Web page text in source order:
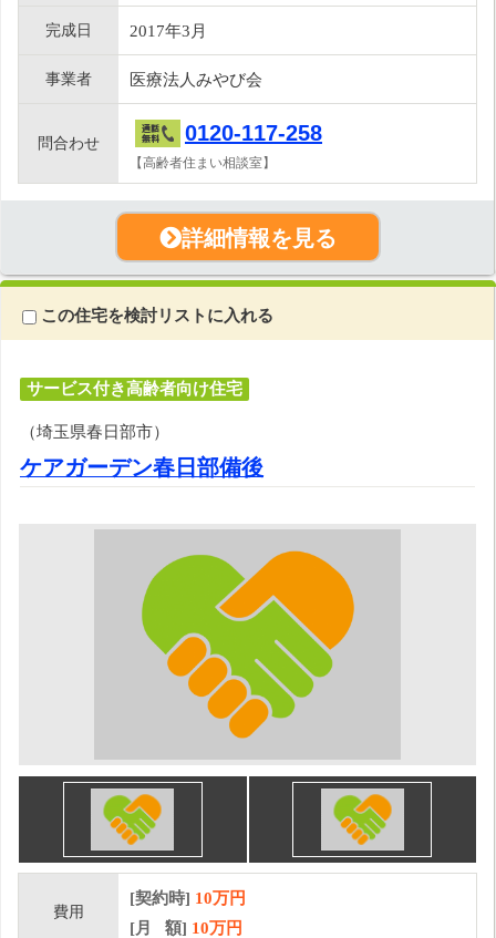
完成日 2017年3月
事業者 医療法人みやび会
問合わせ 0120-117-258
【高齢者住まい相談室】
詳細情報を見る
この住宅を検討リストに入れる
サービス付き高齢者向け住宅
（埼玉県春日部市）
ケアガーデン春日部備後
費用
[契約時] 10万円
[月 額] 10万円